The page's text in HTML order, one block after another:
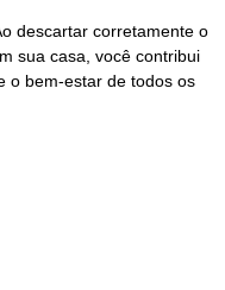
descartar corretamente o
sua casa, você contribui
o bem-estar de todos os